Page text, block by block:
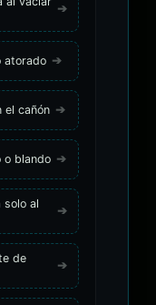
atorado
el cañón
o blando
solo al
de